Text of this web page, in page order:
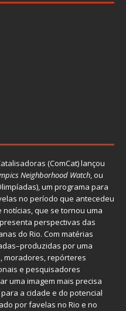
(ComCat) lançou
Neighborhood Watch, ou
um programa para
no período que antecedeu
notícias, que se tornou uma
perspectivas das
do Rio. Com matérias
por uma
moradores, repórteres
e pesquisadores
uma imagem mais precisa
a cidade e do potencial
por favelas no Rio e no